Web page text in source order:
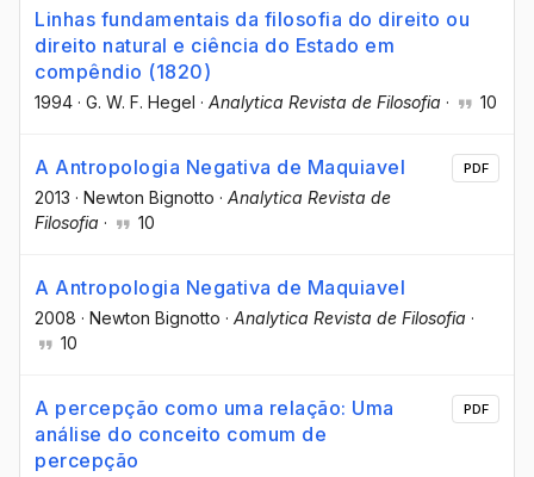
Linhas fundamentais da filosofia do direito ou
direito natural e ciência do Estado em
compêndio (1820)
1994 · G. W. F. Hegel · Analytica Revista de Filosofia · 10
A Antropologia Negativa de Maquiavel
2013 · Newton Bignotto · Analytica Revista de
Filosofia · 10
PDF
A Antropologia Negativa de Maquiavel
2008 · Newton Bignotto · Analytica Revista de Filosofia ·
10
A percepção como uma relação: Uma
análise do conceito comum de
percepção
PDF